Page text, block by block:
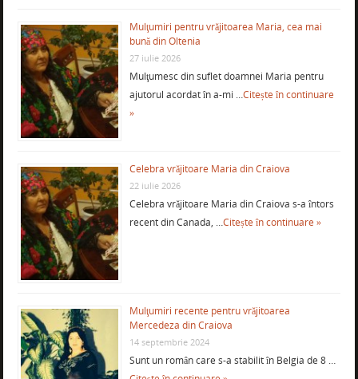
Mulţumiri pentru vrăjitoarea Maria, cea mai
bună din Oltenia
27 iulie 2026
Mulţumesc din suflet doamnei Maria pentru
ajutorul acordat în a-mi …Citește în continuare
»
Celebra vrăjitoare Maria din Craiova
22 iulie 2026
Celebra vrăjitoare Maria din Craiova s-a întors
recent din Canada, …Citește în continuare »
Mulţumiri recente pentru vrăjitoarea
Mercedeza din Craiova
14 septembrie 2024
Sunt un român care s-a stabilit în Belgia de 8 …